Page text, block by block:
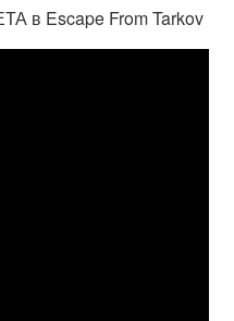
в Escape From Tarkov